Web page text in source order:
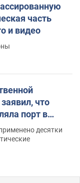
часть
и видео
что
порт в
десятки